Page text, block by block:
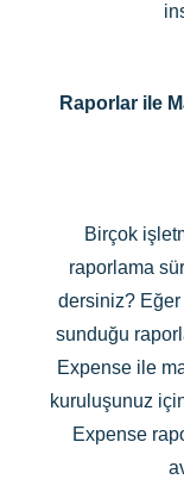
Raporlar ile
Birçok
raporlama
dersiniz? Eğer
sunduğu
Expense ile
kuruluşunuz
Expense